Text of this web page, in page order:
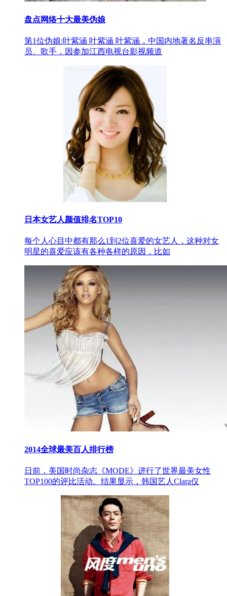
盘点网络十大最美伪娘
第1位伪娘:叶紫涵 叶紫涵 叶紫涵，中国内地著名反串演
员、歌手，因参加江西电视台影视频道
日本女艺人颜值排名TOP10
每个人心目中都有那么1到2位喜爱的女艺人，这种对女
明星的喜爱应该有各种各样的原因，比如
2014全球最美百人排行榜
日前，美国时尚杂志《MODE》进行了世界最美女性
TOP100的评比活动。结果显示，韩国艺人Clara仅